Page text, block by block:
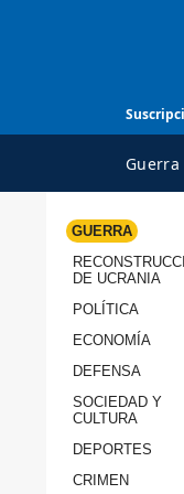
Guerra
GUERRA
DE UCRANIA
POLÍTICA
ECONOMÍA
DEFENSA
SOCIEDAD Y
CULTURA
DEPORTES
CRIMEN